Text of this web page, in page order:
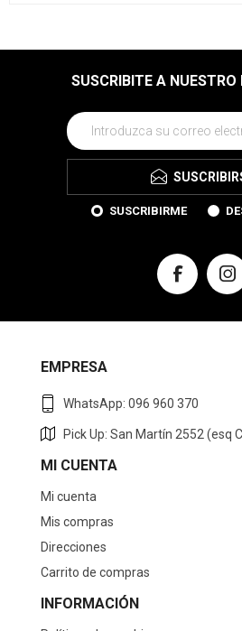
SUSCRIBITE A NUESTRO
SUSCRIBIRME
EMPRESA
WhatsApp: 096 960 370
Pick Up: San Martín 2552 (esq
MI CUENTA
Mi cuenta
Mis compras
Direcciones
Carrito de compras
INFORMACIÓN